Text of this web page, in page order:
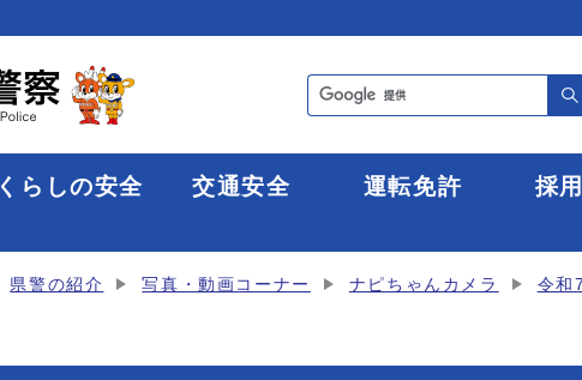
くらしの安全 交通安全 運転免許 採
県警の紹介 写真・動画コーナー ナピちゃんカメラ 令和